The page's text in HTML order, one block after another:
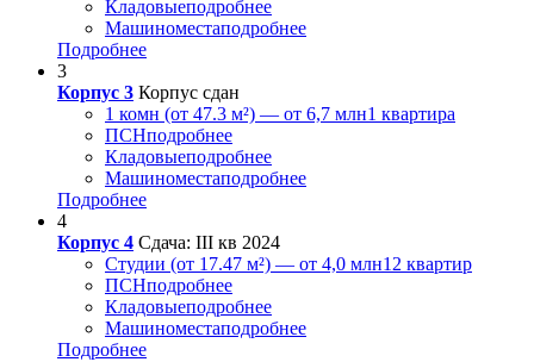
Кладовыеподробнее
Машиноместаподробнее
Подробнее
3
Корпус 3 Корпус сдан
1 комн (от 47.3 м²) — от 6,7 млн1 квартира
ПСНподробнее
Кладовыеподробнее
Машиноместаподробнее
Подробнее
4
Корпус 4 Сдача: III кв 2024
Студии (от 17.47 м²) — от 4,0 млн12 квартир
ПСНподробнее
Кладовыеподробнее
Машиноместаподробнее
Подробнее